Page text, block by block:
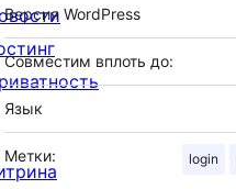
Версия WordPress
Совместим вплоть до:
Язык
Метки: login